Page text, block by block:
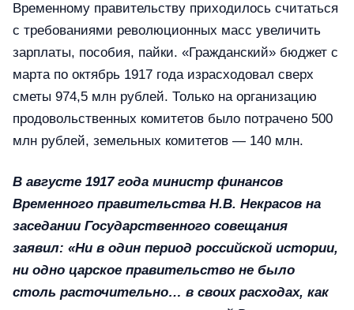
Временному правительству приходилось считаться
с требованиями революционных масс увеличить
зарплаты, пособия, пайки. «Гражданский» бюджет с
марта по октябрь 1917 года израсходовал сверх
сметы 974,5 млн рублей. Только на организацию
продовольственных комитетов было потрачено 500
млн рублей, земельных комитетов — 140 млн.
В августе 1917 года министр финансов
Временного правительства Н.В. Некрасов на
заседании Государственного совещания
заявил: «Ни в один период российской истории,
ни одно царское правительство не было
столь расточительно… в своих расходах, как